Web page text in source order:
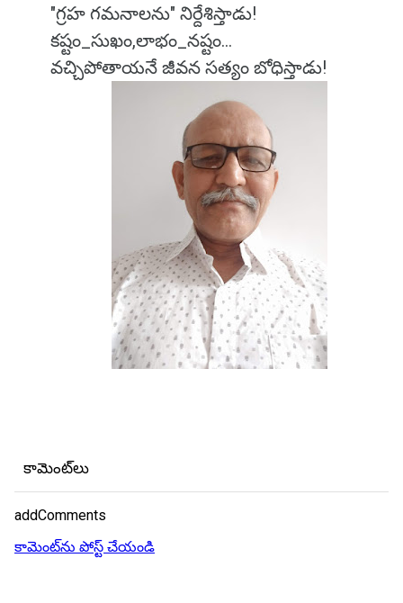
"గ్రహ గమనాలను" నిర్దేశిస్తాడు!
కష్టం_సుఖం,లాభం_నష్టం...
వచ్చిపోతాయనే జీవన సత్యం బోధిస్తాడు!
కామెంట్‌లు
addComments
కామెంట్‌ను పోస్ట్ చేయండి